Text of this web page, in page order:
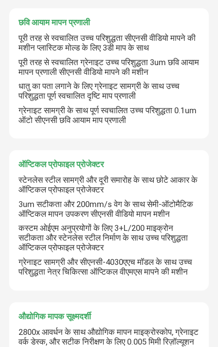
2डी समन्वय मापने की मशीन
ऑप्टिकल समन्वय मापने की मशीन
समोच्च मापने की मशीन
वीडियो मापने की मशीनें
ओएमएम ऑप्टिकल मापन मशीन
सीएमएम मापने की मशीन
छवि आयाम मापन प्रणाली
ऑप्टिकल प्रोफाइल प्रोजेक्टर
मैनुअल समन्वय मापने की मशीन
छवि आयाम मापन प्रणाली
पूरी तरह से स्वचालित उच्च परिशुद्धता सीएनसी वीडियो मापने की
मशीन प्लास्टिक मोल्ड के लिए 3डी माप के साथ
पूरी तरह से स्वचालित ग्रेनाइट उच्च परिशुद्धता 3um छवि आयाम
मापन प्रणाली सीएनसी वीडियो मापने की मशीन
धातु का पता लगाने के लिए ग्रेनाइट सामग्री के साथ उच्च
परिशुद्धता पूर्ण स्वचालित दृष्टि माप प्रणाली
ग्रेनाइट सामग्री के साथ पूर्ण स्वचालित उच्च परिशुद्धता 0.1um
ऑटो सीएनसी छवि आयाम माप प्रणाली
ऑप्टिकल प्रोफाइल प्रोजेक्टर
स्टेनलेस स्टील सामग्री और दूरी समारोह के साथ छोटे आकार के
ऑप्टिकल प्रोफाइल प्रोजेक्टर
3um सटीकता और 200mm/s वेग के साथ सेमी-ऑटोमैटिक
ऑप्टिकल मापन उपकरण सीएनसी वीडियो मापन मशीन
कस्टम ओईएम अनुप्रयोगों के लिए 3+L/200 माइक्रोन
सटीकता और स्टेनलेस स्टील निर्माण के साथ उच्च परिशुद्धता
ऑप्टिकल प्रोफाइल प्रोजेक्टर
ग्रेनाइट सामग्री और सीएनसी-4030एएच मॉडल के साथ उच्च
परिशुद्धता नेत्र चिकित्सा ऑप्टिकल वीएमएस मापने की मशीन
औद्योगिक मापक सूक्ष्मदर्शी
2800x आवर्धन के साथ औद्योगिक मापन माइक्रोस्कोप, ग्रेनाइट
वर्क डेस्क, और सटीक निरीक्षण के लिए 0.005 मिमी रिज़ॉल्यूशन